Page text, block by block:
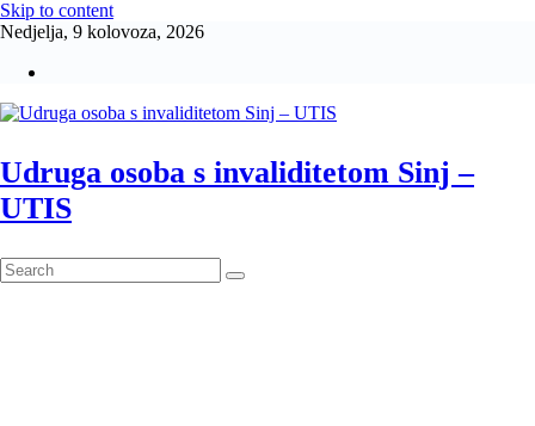
Skip to content
Nedjelja, 9 kolovoza, 2026
Udruga osoba s invaliditetom Sinj –
UTIS